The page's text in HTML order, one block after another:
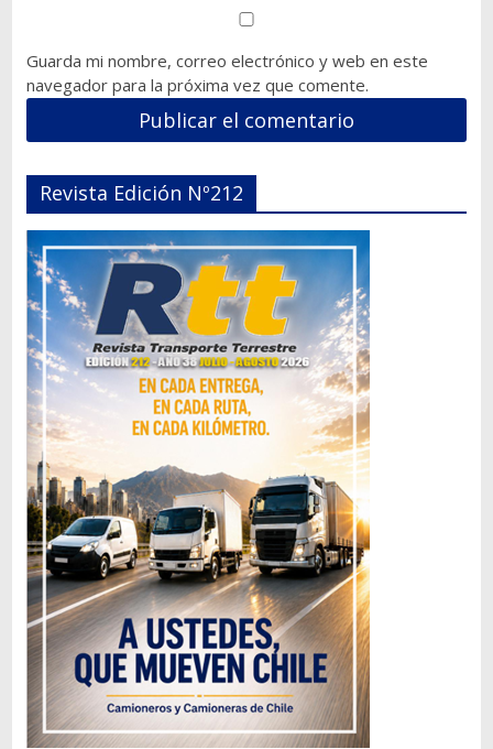
Guarda mi nombre, correo electrónico y web en este
navegador para la próxima vez que comente.
Revista Edición Nº212